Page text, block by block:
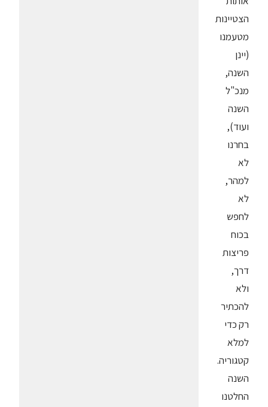
הצטיינות
מטעמנו
(יינן
השנה,
מנכ"ל
השנה
ועוד),
בחרנו
לא
למהר,
לא
לחפש
בכוח
פריצות
דרך,
ולא
להכתיר
רק כדי
למלא
קטגוריה.
השנה
החלטנו